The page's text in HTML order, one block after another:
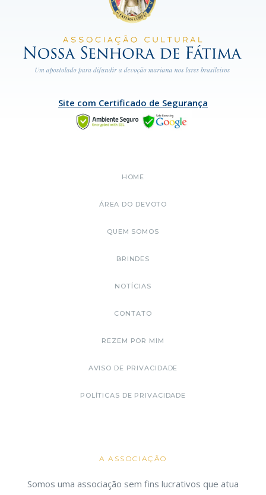
Site com Certificado de Segurança
HOME
ÁREA DO DEVOTO
QUEM SOMOS
BRINDES
NOTÍCIAS
CONTATO
REZEM POR MIM
AVISO DE PRIVACIDADE
POLÍTICAS DE PRIVACIDADE
A ASSOCIAÇÃO
Somos uma associação sem fins lucrativos que atua